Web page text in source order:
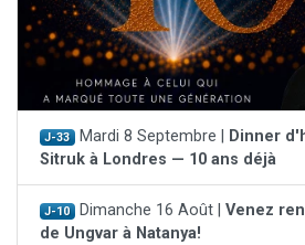
J-33 Mardi 8 Septembre |
Dinner
Sitruk à Londres — 10 ans déjà
J-10 Dimanche 16 Août | Venez
de Ungvar à Natanya!